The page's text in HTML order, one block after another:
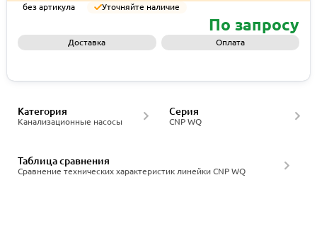
без артикула
Уточняйте наличие
По запросу
Доставка Оплата
Канализационные насосы
Категория
CNP WQ
Серия
Сравнение технических характеристик линейки CNP WQ
Таблица сравнения